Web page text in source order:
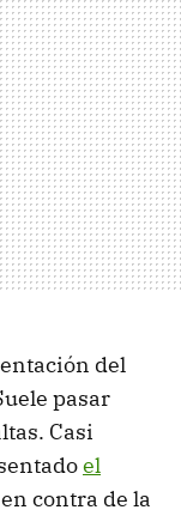
del
pasar
Casi
el
contra de la